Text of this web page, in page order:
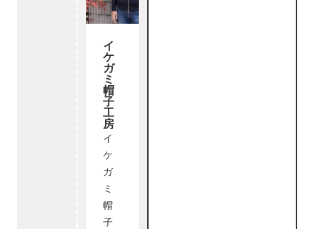
イ
ケ
ガ
ミ
帽
子
工
房
イ
ケ
ガ
ミ
帽
子